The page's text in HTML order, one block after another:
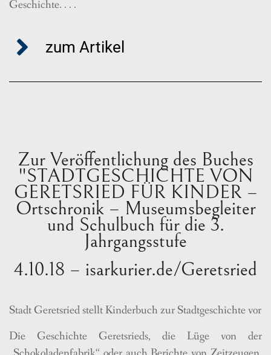
Geschichte. . . .
zum Artikel
Zur Veröffentlichung des Buches
"STADTGESCHICHTE VON
GERETSRIED FÜR KINDER –
Ortschronik – Museumsbegleiter
und Schulbuch für die 3.
Jahrgangsstufe
4.10.18 – isarkurier.de/Geretsried
Stadt Geretsried stellt Kinderbuch zur Stadtgeschichte vor
Die Geschichte Geretsrieds, die Lüge von der